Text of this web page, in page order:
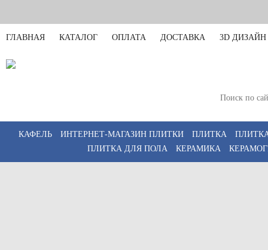
ГЛАВНАЯ КАТАЛОГ ОПЛАТА ДОСТАВКА 3D ДИЗАЙН
КАФЕЛЬ ИНТЕРНЕТ-МАГАЗИН ПЛИТКИ ПЛИТКА
ПЛИТКА ДЛЯ ПОЛА
КЕРАМИКА